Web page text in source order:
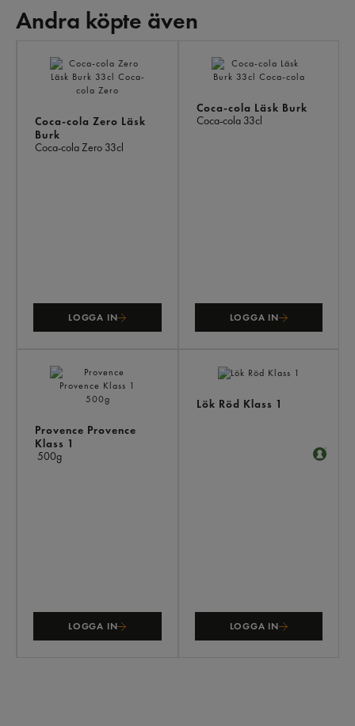
Andra köpte även
Coca-cola Zero Läsk
Burk
Coca-cola Zero 33cl
LOGGA IN
Coca-cola Läsk Burk
Coca-cola 33cl
LOGGA IN
Provence Provence
Klass 1
500g
LOGGA IN
Lök Röd Klass 1
LOGGA IN